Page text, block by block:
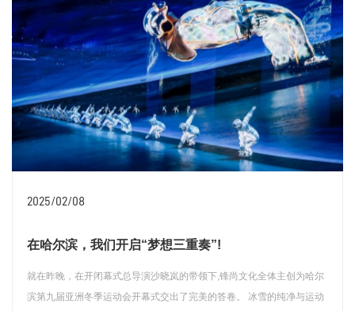
查看详情
2025/02/08
在哈尔滨，我们开启“梦想三重奏”!
就在昨晚，在开闭幕式总导演沙晓岚的带领下,锋尚文化全体主创为哈尔
滨第九届亚洲冬季运动会开幕式交出了完美的答卷。 冰雪的纯净与运动